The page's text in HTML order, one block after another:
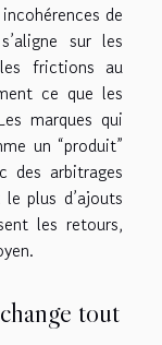
de
sur les
frictions au
ce que les
marques qui
un “produit”
des arbitrages
plus d’ajouts
les retours,
tout